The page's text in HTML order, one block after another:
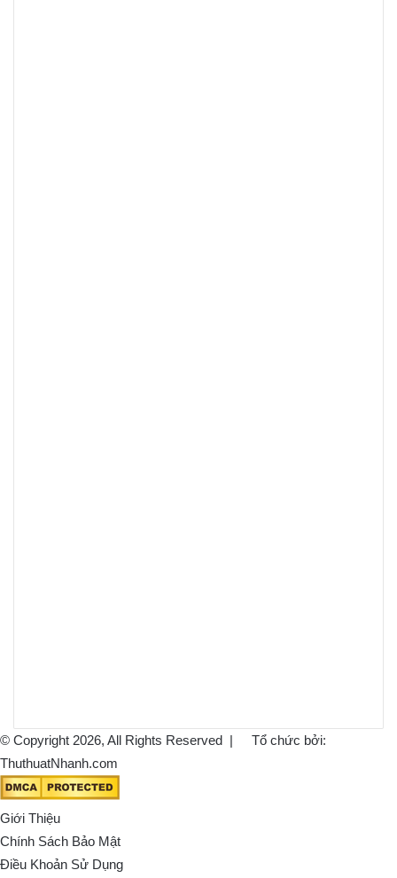
© Copyright 2026, All Rights Reserved |
Tổ chức bởi:
ThuthuatNhanh.com
Giới Thiệu
Chính Sách Bảo Mật
Điều Khoản Sử Dụng